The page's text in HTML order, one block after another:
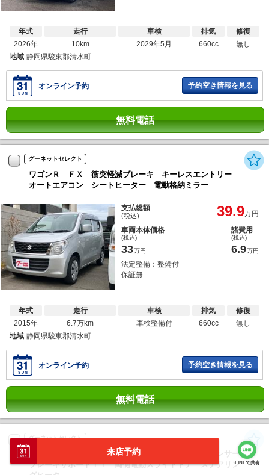
来店予約
LINEで共有
年式
2026年
走行
10km
車検
2029年5月
排気
660cc
修復
無し
地域 静岡県駿東郡清水町
オンライン予約 予約空き情報を見る
無料電話
グーネットセレクト
ワゴンＲ ＦＸ 衝突軽減ブレーキ キーレスエントリー
オートエアコン シートヒーター 電動格納ミラー
支払総額
(税込) 39.9万円
車両本体価格
(税込)
33万円
諸費用
(税込)
6.9万円
法定整備：整備付
保証無
年式
2015年
走行
6.7万km
車検
車検整備付
排気
660cc
修復
無し
地域 静岡県駿東郡清水町
オンライン予約 予約空き情報を見る
無料電話
グーネットセレクト
スペーシアカスタム ハイブリッドＸＳ デュアルセンサー
ブレーキサポートＩＩ 両側電動スライドドア ステアリン